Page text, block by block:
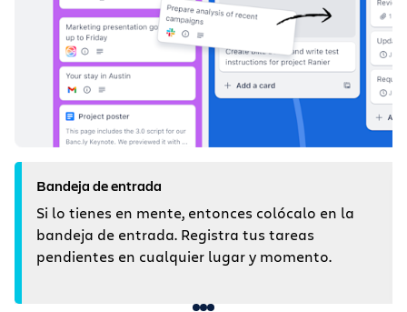
Bandeja de entrada
Si lo tienes en mente, entonces colócalo en la
bandeja de entrada. Registra tus tareas
pendientes en cualquier lugar y momento.